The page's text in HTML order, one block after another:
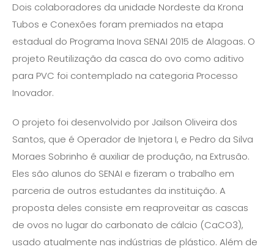
Dois colaboradores da unidade Nordeste da Krona
Tubos e Conexões foram premiados na etapa
estadual do Programa Inova SENAI 2015 de Alagoas. O
projeto Reutilização da casca do ovo como aditivo
para PVC foi contemplado na categoria Processo
Inovador.
O projeto foi desenvolvido por Jailson Oliveira dos
Santos, que é Operador de Injetora I, e Pedro da Silva
Moraes Sobrinho é auxiliar de produção, na Extrusão.
Eles são alunos do SENAI e fizeram o trabalho em
parceria de outros estudantes da instituição. A
proposta deles consiste em reaproveitar as cascas
de ovos no lugar do carbonato de cálcio (CaCO3),
usado atualmente nas indústrias de plástico. Além de